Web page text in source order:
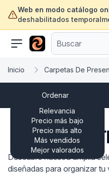
Web en modo catálogo
deshabilitados
ofertasinformatica.com
Inicio Carpetas De
Ordenar
Relevancia
Precio más bajo
Precio más alto
Más vendidos
Mejor valorados
Descubre nuestra amplia
diseñadas para organizar